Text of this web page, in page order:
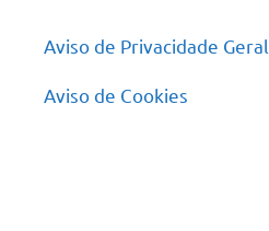
Aviso de Privacidade Geral
Aviso de Cookies